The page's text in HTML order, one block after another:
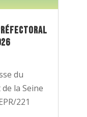
du
la Seine
221